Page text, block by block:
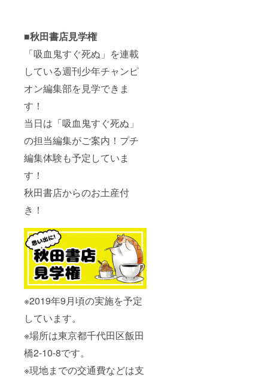
■秋田書店見学権
「吸血鬼すぐ死ぬ」を連載
している週刊少年チャンピ
オン編集部を見学できま
す！
当日は「吸血鬼すぐ死ぬ」
の担当編集がご案内！プチ
編集体験も予定していま
す！
秋田書店からのお土産付
き！
※2019年9月頃の実施を予定
しています。
※場所は東京都千代田区飯田
橋2-10-8です。
※現地までの交通費などは支